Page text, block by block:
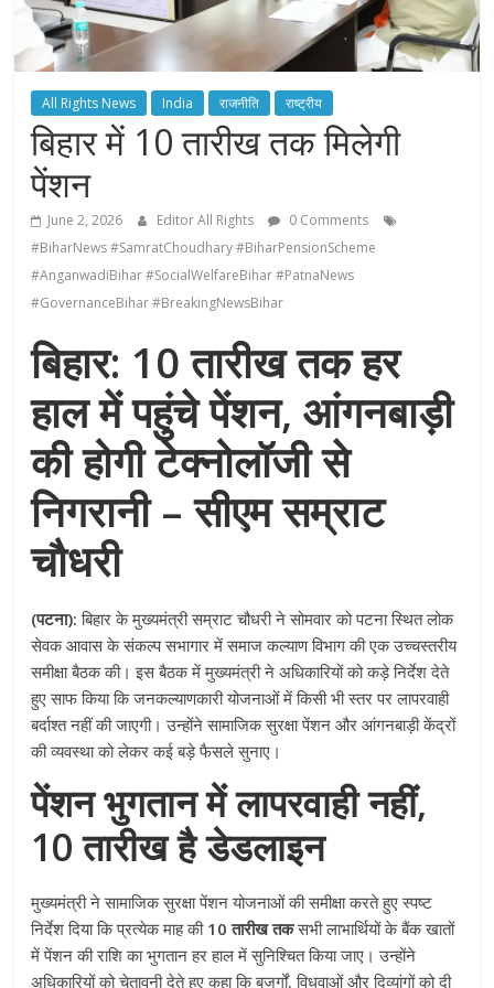
All Rights News India राजनीति राष्ट्रीय
बिहार में 10 तारीख तक मिलेगी
पेंशन
June 2, 2026 Editor All Rights
0 Comments
#BiharNews #SamratChoudhary #BiharPensionScheme
#AnganwadiBihar #SocialWelfareBihar #PatnaNews
#GovernanceBihar #BreakingNewsBihar
बिहार: 10 तारीख तक हर
हाल में पहुंचे पेंशन, आंगनबाड़ी
की होगी टेक्नोलॉजी से
निगरानी – सीएम सम्राट
चौधरी
(पटना): बिहार के मुख्यमंत्री सम्राट चौधरी ने सोमवार को पटना स्थित लोक
सेवक आवास के संकल्प सभागार में समाज कल्याण विभाग की एक उच्चस्तरीय
समीक्षा बैठक की। इस बैठक में मुख्यमंत्री ने अधिकारियों को कड़े निर्देश देते
हुए साफ किया कि जनकल्याणकारी योजनाओं में किसी भी स्तर पर लापरवाही
बर्दाश्त नहीं की जाएगी। उन्होंने सामाजिक सुरक्षा पेंशन और आंगनबाड़ी केंद्रों
की व्यवस्था को लेकर कई बड़े फैसले सुनाए।
पेंशन भुगतान में लापरवाही नहीं,
10 तारीख है डेडलाइन
मुख्यमंत्री ने सामाजिक सुरक्षा पेंशन योजनाओं की समीक्षा करते हुए स्पष्ट
निर्देश दिया कि प्रत्येक माह की 10 तारीख तकसभी लाभार्थियों के बैंक खातों
में पेंशन की राशि का भुगतान हर हाल में सुनिश्चित किया जाए। उन्होंने
अधिकारियों को चेतावनी देते हुए कहा कि बुजुर्गों, विधवाओं और दिव्यांगों को दी